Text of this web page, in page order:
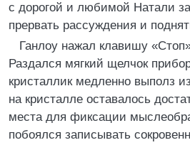
с дорогой и любимой Натали
прервать рассуждения и
Ганлоу нажал клавишу
Раздался мягкий щелчок
кристаллик медленно выполз
на кристалле оставалось
места для фиксации
побоялся записывать